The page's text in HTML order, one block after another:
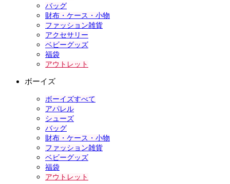
バッグ
財布・ケース・小物
ファッション雑貨
アクセサリー
ベビーグッズ
福袋
アウトレット
ボーイズ
ボーイズすべて
アパレル
シューズ
バッグ
財布・ケース・小物
ファッション雑貨
ベビーグッズ
福袋
アウトレット